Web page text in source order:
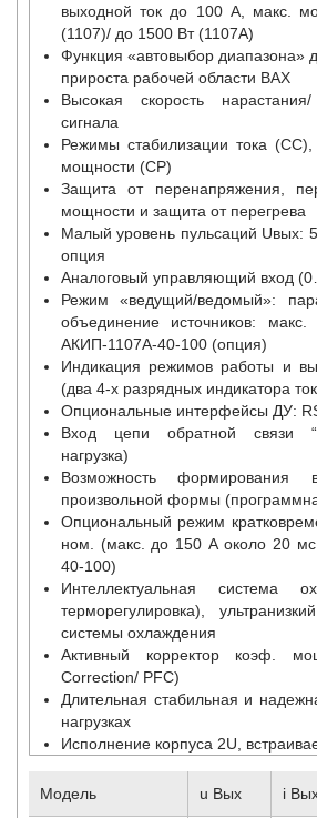
выходной ток до 100 А, макс.
(1107)/ до 1500 Вт (1107А)
Функция «автовыбор диапазона»
прироста рабочей области ВАХ
Высокая скорость
сигнала
Режимы стабилизации тока
мощности (CP)
Защита от перенапряжения,
мощности и защита от перегрева
Малый уровень пульсаций Uвых:
опция
Аналоговый управляющий вход
Режим «ведущий/ведомый»:
объединение источников:
АКИП-1107A-40-100 (опция)
Индикация режимов работы и
(два 4-х разрядных индикатора
Опциональные интерфейсы ДУ:
Вход цепи обратной связи
нагрузка)
Возможность формирования
произвольной формы
Опциональный режим
ном. (макс. до 150 А около 20
40-100)
Интеллектуальная система
терморегулировка),
системы охлаждения
Активный корректор коэф.
Correction/ PFC)
Длительная стабильная и
нагрузках
Исполнение корпуса 2U,
Модель u Вых i